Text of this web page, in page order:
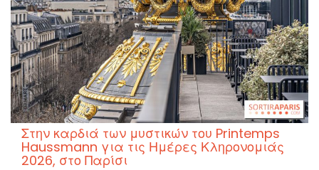
Στην καρδιά των μυστικών του Printemps
Haussmann για τις Ημέρες Κληρονομιάς
2026, στο Παρίσι